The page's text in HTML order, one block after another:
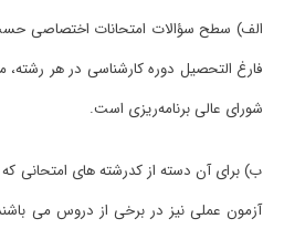
اﻟﻒ) ﺳﻄﺢ ﺳﺆاﻻت اﻣﺘﺤﺎﻧﺎت اﺧﺘﺼﺎصی
ﻓﺎرغ اﻟﺘﺤﺼﻴﻞ دوره ﻛﺎرﺷﻨﺎسی در ﻫﺮ
ﺷﻮرای ﻋﺎلی ﺑﺮﻧﺎﻣﻪرﻳﺰی اﺳﺖ.
ب) ﺑﺮای آن دﺳﺘﻪ از ﻛﺪرﺷﺘﻪ ﻫﺎی اﻣﺘﺤﺎنی
آزﻣﻮن عملی ﻧﻴﺰ در ﺑﺮخی از دروس می